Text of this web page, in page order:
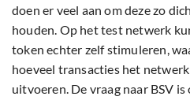
doen er veel aan om deze zo
houden. Op het test netwerk
token echter zelf stimuleren,
hoeveel transacties het
uitvoeren. De vraag naar BSV